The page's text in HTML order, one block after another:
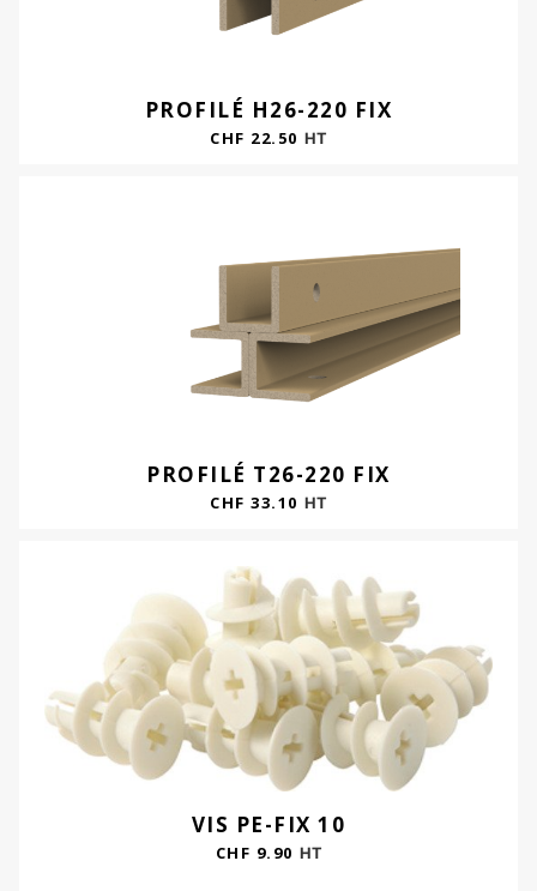
PROFILÉ H26-220 FIX
CHF 22.50 HT
PROFILÉ T26-220 FIX
CHF 33.10 HT
VIS PE-FIX 10
CHF 9.90 HT